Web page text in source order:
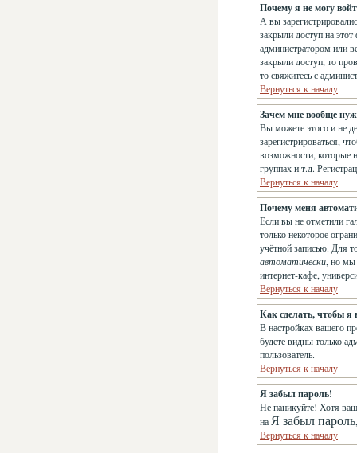
Почему я не могу
А вы
закрыли доступ на
администратором или
закрыли доступ, то
то свяжитесь с
Вернуться к началу
Зачем мне вообще
Вы можете этого и не
зарегистрироваться,
возможности, которые
группах и т.д.
Вернуться к началу
Почему меня
Если вы не отметили
только некоторое
учётной записью. Для
автоматически, но мы
интернет-кафе,
Вернуться к началу
Как сделать, чтобы я
В настройках вашего
будете видны только
пользователь.
Вернуться к началу
Я забыл пароль!
Не паникуйте! Хотя
на Я забыл пароль
Вернуться к началу